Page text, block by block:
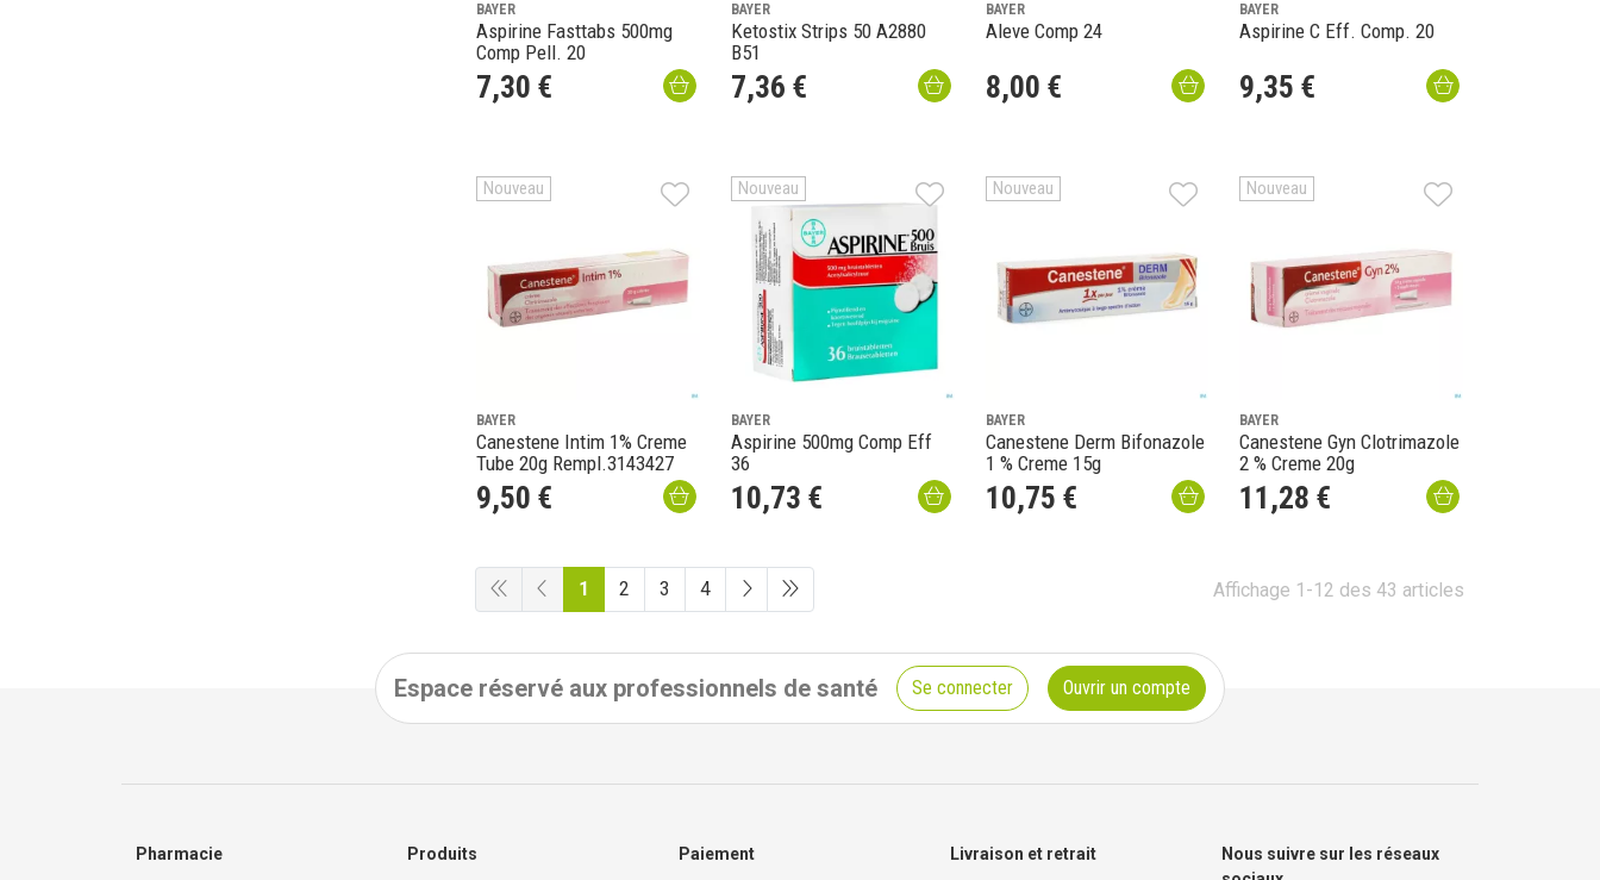
BAYER
Aspirine Fasttabs 500mg
Comp Pell. 20
7,30 €
BAYER
Ketostix Strips 50 A2880
B51
7,36 €
BAYER
Aleve Comp 24
8,00 €
BAYER
Aspirine C Eff. Comp. 20
9,35 €
Nouveau
BAYER
Canestene Intim 1% Creme
Tube 20g Rempl.3143427
9,50 €
Nouveau
BAYER
Aspirine 500mg Comp Eff
36
10,73 €
Nouveau
BAYER
Canestene Derm Bifonazole
1 % Creme 15g
10,75 €
Nouveau
BAYER
Canestene Gyn Clotrimazole
2 % Creme 20g
11 ,28 €
Affichage 1-12 des 43 articles
1 2 3 4
Espace réservé aux professionnels de santé Se connecter Ouvrir un compte
Pharmacie Produits Paiement Livraison et retrait
Nous suivre sur les réseaux